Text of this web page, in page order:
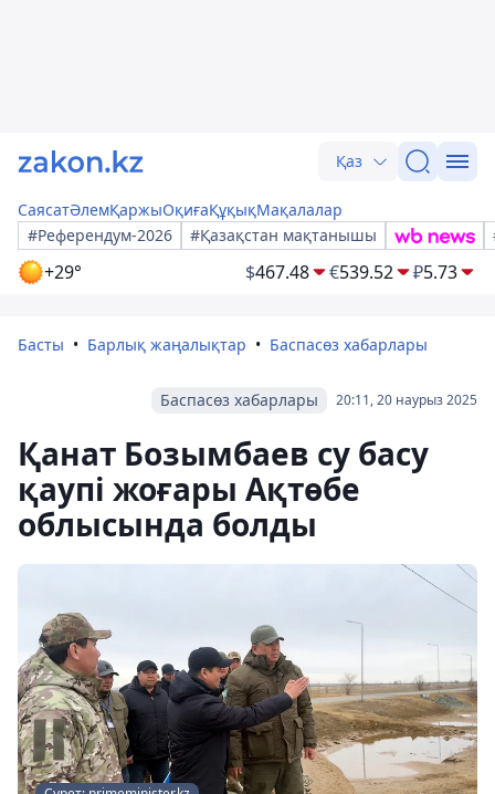
Қаз
СаясатӘлемҚаржыОқиғаҚұқықМақалалар
#Референдум-2026
#Қазақстан мақтанышы
+29° $467.48 €539.52 ₽5.73
Басты Барлық жаңалықтар Баспасөз хабарлары
20:11, 20 наурыз 2025
Баспасөз хабарлары
Қанат Бозымбаев су басу
қаупі жоғары Ақтөбе
облысында болды